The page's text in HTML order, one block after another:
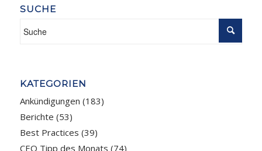
SUCHE
KATEGORIEN
Ankündigungen (183)
Berichte (53)
Best Practices (39)
CEO Tipp des Monats (74)